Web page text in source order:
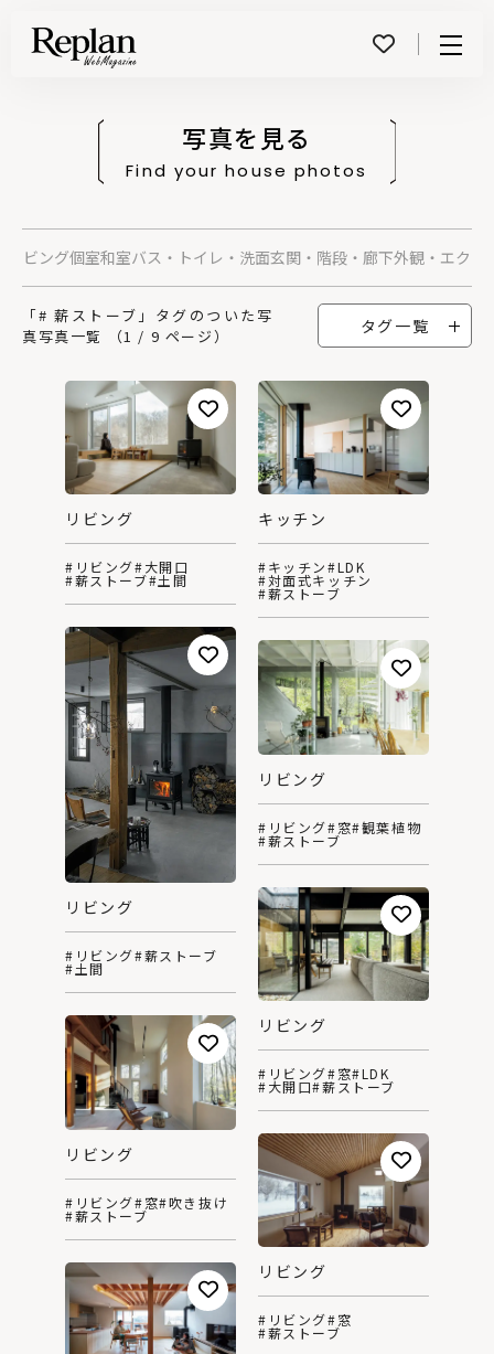
写真を見る
Find your house photos
リビング個室和室バス・トイレ・洗面玄関・階段・廊下外観・エクス
「# 薪ストーブ」タグのついた写
真写真一覧 （1 / 9 ページ）
タグ一覧
リビング
#リビング#大開口
#薪ストーブ#土間
キッチン
#キッチン#LDK
#対面式キッチン
#薪ストーブ
リビング
#リビング#薪ストーブ
#土間
リビング
#リビング#窓#観葉植物
#薪ストーブ
リビング
#リビング#窓#LDK
#大開口#薪ストーブ
リビング
#リビング#窓#吹き抜け
#薪ストーブ
リビング
#リビング#窓
#薪ストーブ